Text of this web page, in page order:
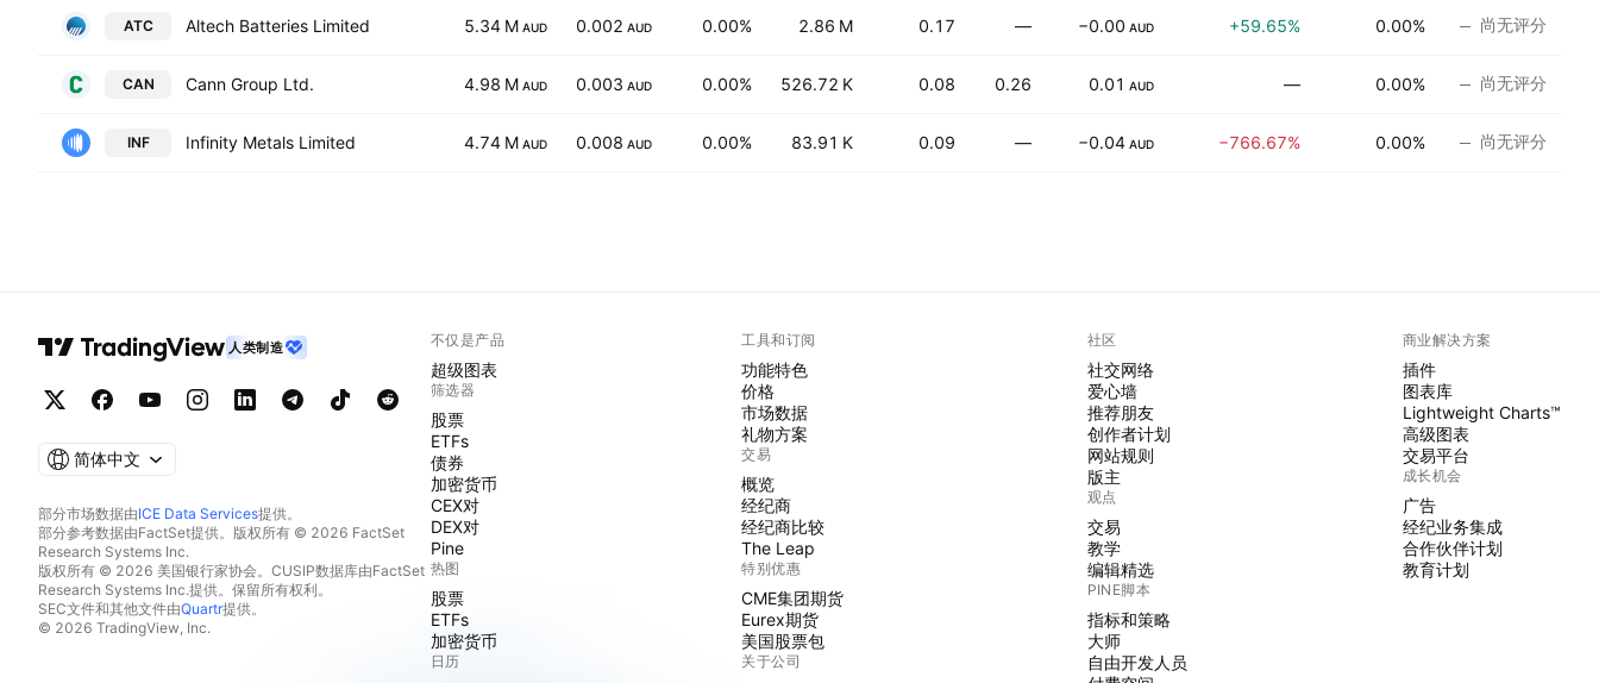
ATC Altech Batteries Limited 5.34 M AUD 0.002 AUD 0.00% 2.86 M 0.17 — −0.00 AUD +59.65% 0.00% 尚无评分
CAN Cann Group Ltd. 4.98 M AUD 0.003 AUD 0.00% 526.72 K 0.08 0.26 0.01 AUD — 0.00% 尚无评分
INF Infinity Metals Limited 4.74 M AUD 0.008 AUD 0.00% 83.91 K 0.09 — −0.04 AUD −766.67% 0.00% 尚无评分
人类制造
简体中文
部分市场数据由ICE Data Services提供。
部分参考数据由FactSet提供。版权所有 © 2026 FactSet
Research Systems Inc.
版权所有 © 2026 美国银行家协会。CUSIP数据库由FactSet
Research Systems Inc.提供。保留所有权利。
SEC文件和其他文件由Quartr提供。
© 2026 TradingView, Inc.
不仅是产品
超级图表
筛选器
股票
ETFs
债券
加密货币
CEX对
DEX对
Pine
热图
股票
ETFs
加密货币
日历
工具和订阅
功能特色
价格
市场数据
礼物方案
交易
概览
经纪商
经纪商比较
The Leap
特别优惠
CME集团期货
Eurex期货
美国股票包
关于公司
社区
社交网络
爱心墙
推荐朋友
创作者计划
网站规则
版主
观点
交易
教学
编辑精选
PINE脚本
指标和策略
大师
自由开发人员
商业解决方案
插件
图表库
Lightweight Charts™
高级图表
交易平台
成长机会
广告
经纪业务集成
合作伙伴计划
教育计划